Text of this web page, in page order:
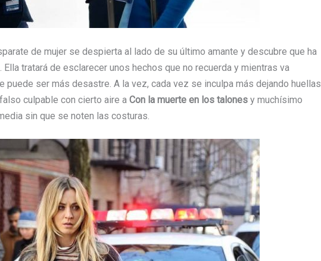
de mujer se despierta al lado de su último amante y descubre que ha
tratará de esclarecer unos hechos que no recuerda y mientras va
puede ser más desastre. A la vez, cada vez se inculpa más dejando huellas
culpable con cierto aire a Con la muerte en los talones y muchísimo
sin que se noten las costuras.